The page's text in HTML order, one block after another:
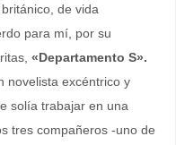
de vida
para mí, por su
«Departamento S».
novelista excéntrico y
solía trabajar en una
tres compañeros -uno de